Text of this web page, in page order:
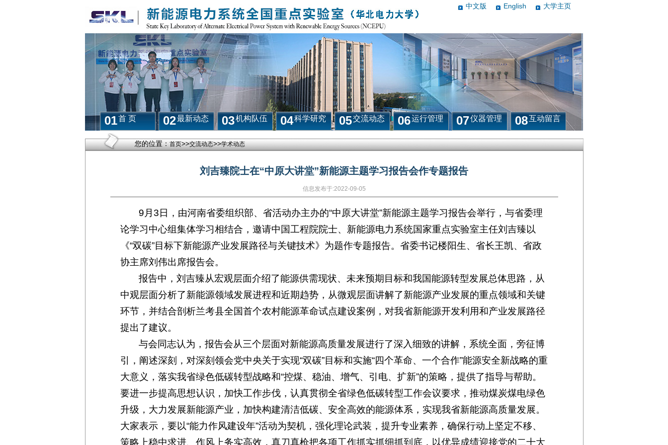
中文版 English 大学主页
01首 页 02最新动态 03机构队伍 04科学研究 05交流动态 06运行管理 07仪器管理 08互动留言
您的位置：首页>>交流动态>>学术动态
刘吉臻院士在“中原大讲堂”新能源主题学习报告会作专题报告
信息发布于:2022-09-05
9月3日，由河南省委组织部、省活动办主办的“中原大讲堂”新能源主题学习报告会举行，与省委理
论学习中心组集体学习相结合，邀请中国工程院院士、新能源电力系统国家重点实验室主任刘吉臻以
《“双碳”目标下新能源产业发展路径与关键技术》为题作专题报告。省委书记楼阳生、省长王凯、省政
协主席刘伟出席报告会。
报告中，刘吉臻从宏观层面介绍了能源供需现状、未来预期目标和我国能源转型发展总体思路，从
中观层面分析了新能源领域发展进程和近期趋势，从微观层面讲解了新能源产业发展的重点领域和关键
环节，并结合剖析兰考县全国首个农村能源革命试点建设案例，对我省新能源开发利用和产业发展路径
提出了建议。
与会同志认为，报告会从三个层面对新能源高质量发展进行了深入细致的讲解，系统全面，旁征博
引，阐述深刻，对深刻领会党中央关于实现“双碳”目标和实施“四个革命、一个合作”能源安全新战略的重
大意义，落实我省绿色低碳转型战略和“控煤、稳油、增气、引电、扩新”的策略，提供了指导与帮助。
要进一步提高思想认识，加快工作步伐，认真贯彻全省绿色低碳转型工作会议要求，推动煤炭煤电绿色
升级，大力发展新能源产业，加快构建清洁低碳、安全高效的能源体系，实现我省新能源高质量发展。
大家表示，要以“能力作风建设年”活动为契机，强化理论武装，提升专业素养，确保行动上坚定不移、
策略上稳中求进、作风上务实高效，真刀真枪把各项工作抓实抓细抓到底，以优异成绩迎接党的二十大